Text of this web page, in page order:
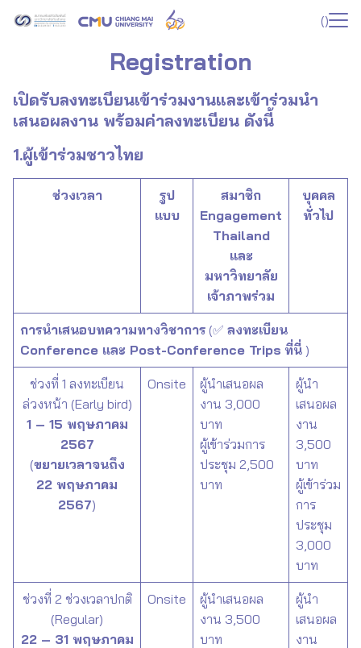
()
Registration
เปิดรับลงทะเบียนเข้าร่วมงานและเข้าร่วมนำ
เสนอผลงาน พร้อมค่าลงทะเบียน ดังนี้
1.ผู้เข้าร่วมชาวไทย
ช่วงเวลา
รูป
แบบ
สมาชิก
Engagement
Thailand
และ
มหาวิทยาลัย
เจ้าภาพร่วม
บุคคล
ทั่วไป
การนำเสนอบทความทางวิชาการ (✅ ลงทะเบียน
Conference และ Post-Conference Trips ที่นี่ )
ช่วงที่ 1 ลงทะเบียน
ล่วงหน้า (Early bird)
1 – 15 พฤษภาคม
2567
(ขยายเวลาจนถึง
22 พฤษภาคม
2567)
Onsite
ผู้นำเสนอผล
งาน 3,000
บาท
ผู้เข้าร่วมการ
ประชุม 2,500
บาท
ผู้นำ
เสนอผล
งาน
3,500
บาท
ผู้เข้าร่วม
การ
ประชุม
3,000
บาท
ช่วงที่ 2 ช่วงเวลาปกติ
(Regular)
22 – 31 พฤษภาคม
Onsite
ผู้นำเสนอผล
งาน 3,500
บาท
ผู้นำ
เสนอผล
งาน